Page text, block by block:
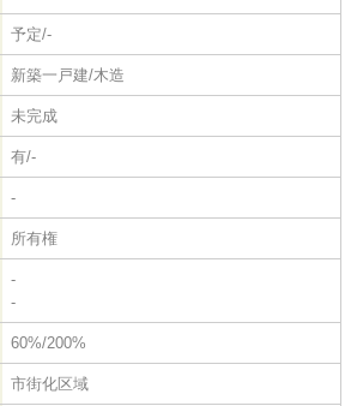
予定/-
新築一戸建/木造
未完成
有/-
-
所有権
-
-
60%/200%
市街化区域